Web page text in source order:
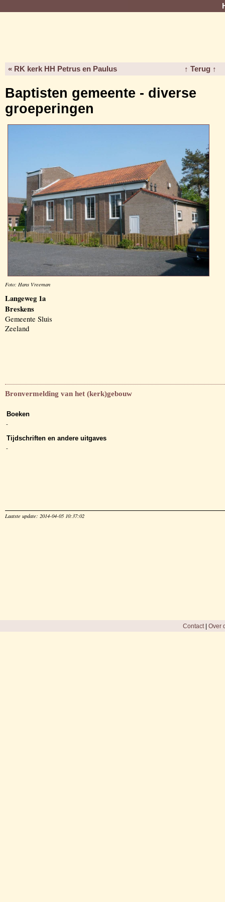
« RK kerk HH Petrus en Paulus ↑ Terug ↑
Baptisten gemeente - diverse
groeperingen
Foto: Hans Vreeman
Langeweg 1a
Breskens
Gemeente Sluis
Zeeland
Bronvermelding van het (kerk)gebouw
Boeken
-
Tijdschriften en andere uitgaves
-
Laatste update: 2014-04-05 10:37:02
Contact| Over